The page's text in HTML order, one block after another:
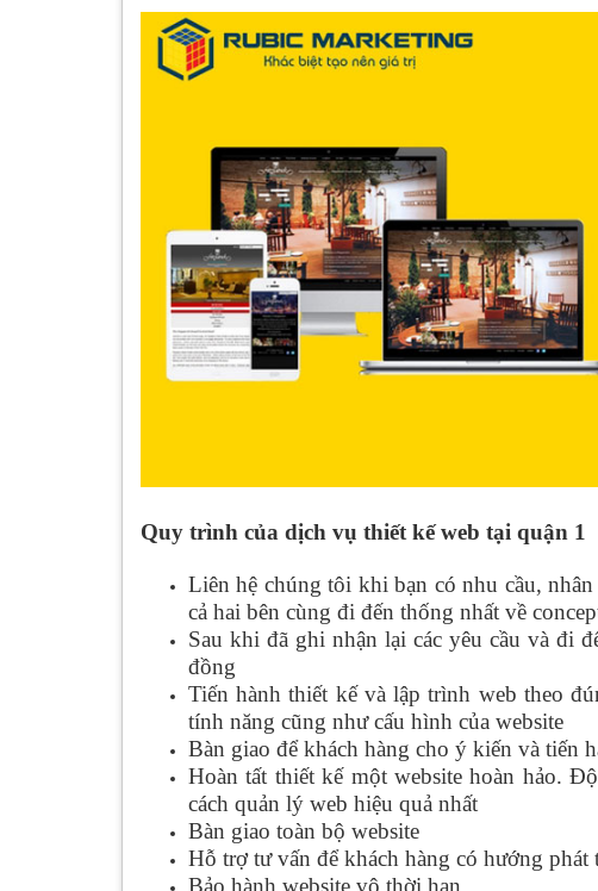
Quy trình của dịch vụ thiết kế web tại quận 1
Liên hệ chúng tôi khi bạn có nhu cầu,
cả hai bên cùng đi đến thống nhất về
Sau khi đã ghi nhận lại các yêu cầu và đi
đồng
Tiến hành thiết kế và lập trình web theo
tính năng cũng như cấu hình của website
Bàn giao để khách hàng cho ý kiến và tiến
Hoàn tất thiết kế một website hoàn hảo.
cách quản lý web hiệu quả nhất
Bàn giao toàn bộ website
Hỗ trợ tư vấn để khách hàng có hướng
Bảo hành website vô thời hạn